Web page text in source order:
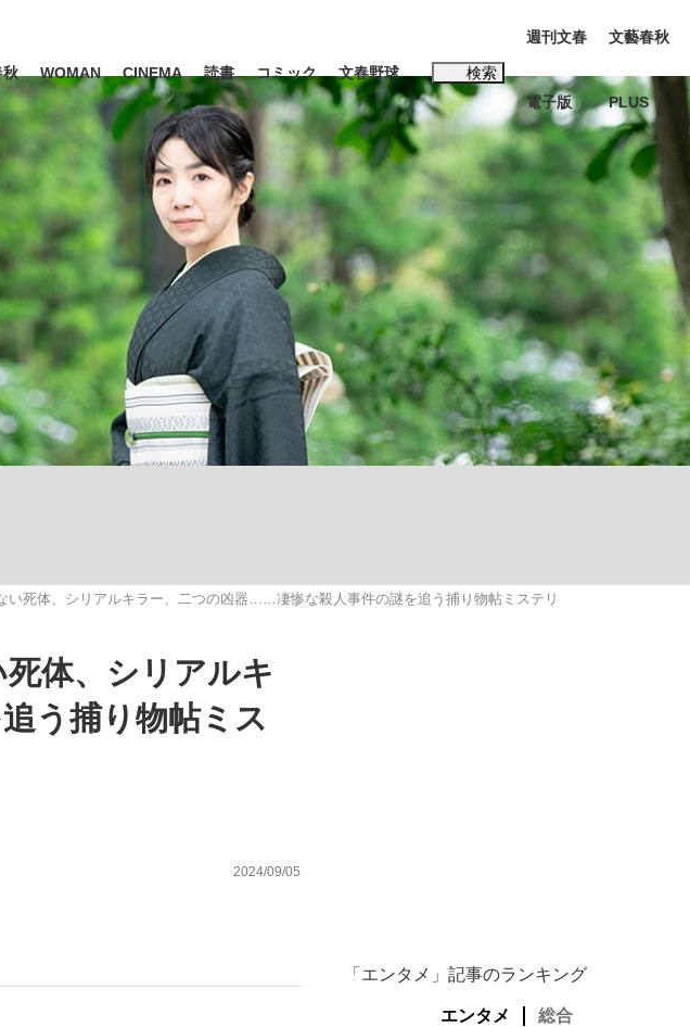
ビジネス インタビュー 読書
「最悪の空気のまま解散」WBC日本代表“敗戦”の真実 選手が明かす...
「クマが悪者扱いされているのが悲しい」『北の国から』倉本聰氏（91...
観る将棋、読む将棋
秋 WOMAN CINEMA 読書 コミック 文春野球 検索
ード入力
毅 #城彰二 #内田有紀
#松田聖子
週刊文春
電子版
文藝春秋
PLUS
い死体、シリアルキラー、二つの凶器……凄惨な殺人事件の謎を追う捕り物帖ミステリ
体、シリアルキ
う捕り物帖ミス
2024/09/05
「エンタメ」記事のランキング
エンタメ 総合